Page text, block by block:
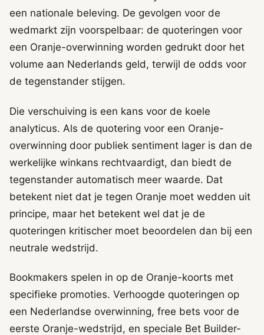
een nationale beleving. De gevolgen voor de
wedmarkt zijn voorspelbaar: de quoteringen voor
een Oranje-overwinning worden gedrukt door het
volume aan Nederlands geld, terwijl de odds voor
de tegenstander stijgen.
Die verschuiving is een kans voor de koele
analyticus. Als de quotering voor een Oranje-
overwinning door publiek sentiment lager is dan de
werkelijke winkans rechtvaardigt, dan biedt de
tegenstander automatisch meer waarde. Dat
betekent niet dat je tegen Oranje moet wedden uit
principe, maar het betekent wel dat je de
quoteringen kritischer moet beoordelen dan bij een
neutrale wedstrijd.
Bookmakers spelen in op de Oranje-koorts met
specifieke promoties. Verhoogde quoteringen op
een Nederlandse overwinning, free bets voor de
eerste Oranje-wedstrijd, en speciale Bet Builder-